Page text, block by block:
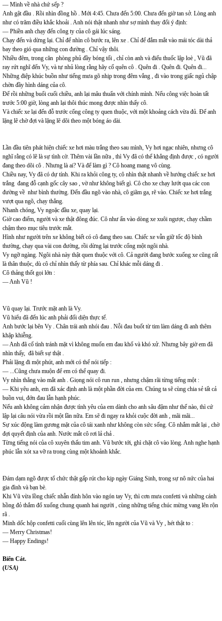
— Mình về nhà chứ sếp ?
Anh gật đầu . Rồi nhìn đồng hồ . Mới 4:45. Chưa đến 5:00. Chưa đến giờ tan sở. Lòng anh
như có trăm điều khắc khoải . Anh nói thật nhanh như sợ mình thay đổi ý định:
— Phiền anh chạy đến công ty của cô gái lúc sáng.
Chạy đến và dừng lại. Chỉ để nhìn cô bước ra, lên xe . Chỉ để đắm mắt vào mái tóc dài thả
bay theo gió qua những con đường . Chỉ vậy thôi.
Nhiều đêm, trong căn phòng phủ đầy bóng tối , chỉ còn anh và điếu thuốc lập loè , Vũ đã
ray rứt nghĩ đến Vy, và tự nhủ lòng rằng hãy cố quên cô . Quên đi . Quên đi. Quên đi...
Những điệp khúc buồn như tiếng mưa gõ nhịp trong đêm vắng , đi vào trong giấc ngủ chập
chờn đầy hình dáng của cô.
Để rồi những buổi cuối chiều, anh lại mâu thuẩn với chính mình. Nếu công việc hoàn tất
trước 5:00 giờ, lòng anh lại thôi thúc mong được nhìn thấy cô.
Và chiếc xe lại đến đỗ trước cổng công ty quen thuộc, với một khoảng cách vừa đủ. Để anh
lặng lẽ chờ đợi và lặng lẽ dõi theo một bóng áo dài.
Lần đầu tiên phát hiện chiếc xe hơi màu trắng theo sau mình, Vy hơi ngạc nhiên, nhưng cô
nghĩ rằng có lẽ là sự tình cờ. Thêm vài lần nữa , thì Vy đã có thể khẳng định được , có người
đang theo dõi cô . Nhưng là ai? Và để làm gì ? Cô hoang mang vô cùng.
Chiều nay, Vy đã có dự tính. Khi ra khỏi công ty, cô nhìn thật nhanh về hướng chiếc xe hơi
trắng đang đỗ cạnh gốc cây sao , vờ như không biết gì. Cô cho xe chạy lướt qua các con
đường về như bình thường. Đến đầu ngõ vào nhà, cô giãm ga, rẽ vào. Chiếc xe hơi trắng
vượt qua ngõ, chạy thẳng.
Nhanh chóng, Vy ngoặc đầu xe, quay lại.
Giờ cao điểm, người và xe thật đông đúc. Cô như ẩn vào dòng xe xuôi ngược, chạy chầm
chậm theo mục tiêu trước mắt.
Hình như người trên xe không biết có cô đang theo sau. Chiếc xe vẫn giữ tốc độ bình
thường, chạy qua vài con đường, rồi dừng lại trước cổng một ngôi nhà.
Vy ngỡ ngàng. Ngôi nhà này thật quen thuộc với cô. Cả người đang bước xuống xe cũng rất
là thân thuộc, dù cô chỉ nhìn thấy từ phía sau. Chỉ khác mỗi dáng đi .
Cô thảng thốt gọi lớn :
— Anh Vũ !
Vũ quay lại. Trước mặt anh là Vy.
Vũ hiểu đã đến lúc anh phải đối diện thực tế.
Anh bước lại bên Vy . Chân trái anh nhói đau . Nỗi đau buốt từ tim làm dáng đi anh thêm
khập khiễng.
— Anh đã cố tình tránh mặt vì không muốn em đau khổ và khó xử. Nhưng bây giờ em đã
nhìn thấy, đã biết sự thật .
Phải lặng đi một phút, anh mới có thể nói tiếp :
— ...Cũng chưa muộn để em có thể quay đi.
Vy nhìn thẳng vào mắt anh . Giọng nói cô run run , nhưng chậm rãi từng tiếng một :
— Khi yêu anh, em đã xác định anh là một phần đời của em. Chúng ta sẽ cùng chia sẻ tất cả
buồn vui, đớn đau lẫn hạnh phúc.
Nếu anh không cảm nhận được tình yêu của em dành cho anh sâu đậm như thế nào, thì cứ
lập lại câu nói vừa rồi một lần nữa. Em sẽ đi ngay ra khỏi cuộc đời anh , mãi mãi...
Sự xúc động làm gương mặt của cô tái xanh như không còn sức sống. Cô nhắm mắt lại , chờ
đợi quyết định của anh. Nước mắt cô rơi lả chả .
Từng tiếng nói của cô xuyên thấu tim anh. Vũ bước tới, ghì chặt cô vào lòng. Anh nghe hạnh
phúc lẫn xót xa vỡ ra trong cùng một khoảnh khắc.
Đám dạm ngõ được tổ chức thật gấp rút cho kịp ngày Giáng Sinh, trong sự nô nức của hai
gia đình và bạn bè.
Khi Vũ vừa lồng chiếc nhẫn đính hôn vào ngón tay Vy, thì cơn mưa confetti và những cánh
hồng đỏ thắm đổ xuống chung quanh hai người , cùng những tiếng chúc mừng vang lên rộn
rã .
Minh dốc hộp confetti cuối cùng lên lên tóc, lên người của Vũ và Vy , hét thật to :
— Merry Christmas!
— Happy Endings!
Biển Cát.
(USA)